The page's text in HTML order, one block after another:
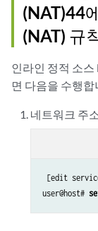
(NAT)44
(NAT) 규
인라인 정적 소스
면 다음을 수행합
네트워크 주
[edit
user@host#